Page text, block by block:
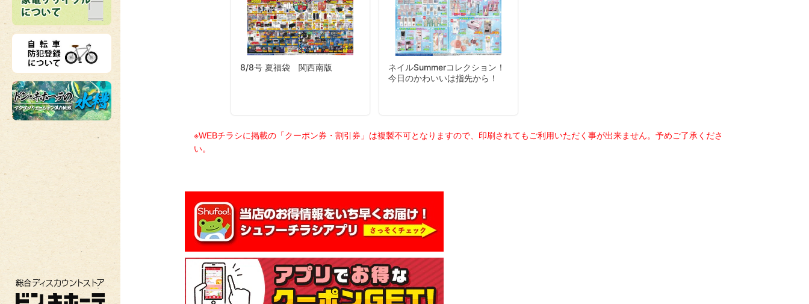
総合ディスカウントストア ドン・キホーテ
※WEBチラシに掲載の「クーポン券・割引券」は複製不可となりますので、印刷されてもご利用いただく事が出来ません。予めご了承くださ
い。